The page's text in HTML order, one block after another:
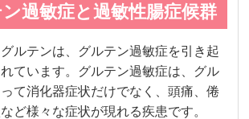
過敏症と過敏性腸症候群
ルテンは、グルテン過敏症を引き起
ています。グルテン過敏症は、グル
て消化器症状だけでなく、頭痛、倦
ど様々な症状が現れる疾患です。